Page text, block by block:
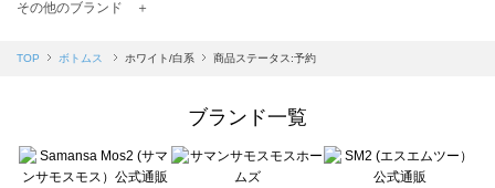
TSUHARU by Samansa Mos2（ツハルバイサマンサモスモス）のボトムス一覧
Samansa Mos2 blue（サマンサモスモス ブルー）のボトムス一覧
sō4ū（ソウフォーユー）のボトムス一覧
Te chichi（テチチ）のボトムス一覧
Te chichi CLASSIC（テチチ クラシック）のボトムス一覧
その他のブランド ＋
TOP ボトムス ホワイト/白系 商品ステータス:予約
ブランド一覧